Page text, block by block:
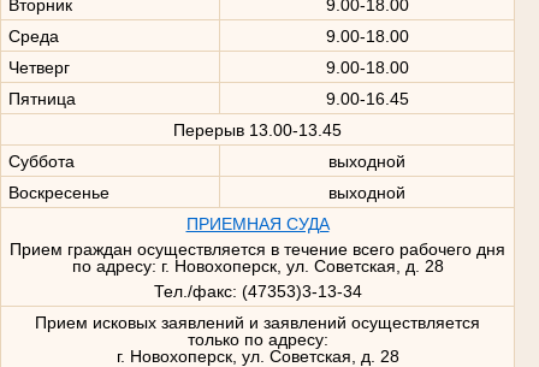
Вторник
9.00-18.00
Среда
9.00-18.00
Четверг
9.00-18.00
Пятница
9.00-16.45
Перерыв 13.00-13.45
Суббота
выходной
Воскресенье
выходной
ПРИЕМНАЯ СУДА
Прием граждан осуществляется в течение всего рабочего дня
по адресу: г. Новохоперск, ул. Советская, д. 28
Тел./факс: (47353)3-13-34
Прием исковых заявлений и заявлений осуществляется
только по адресу:
г. Новохоперск, ул. Советская, д. 28